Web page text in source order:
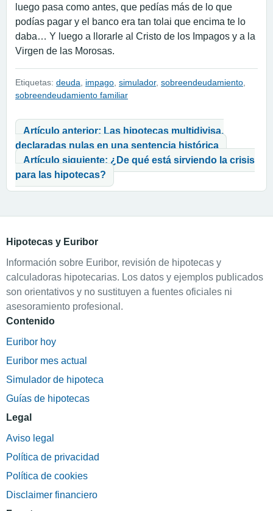
luego pasa como antes, que pedías más de lo que
podías pagar y el banco era tan tolai que encima te lo
daba… Y luego a llorarle al Cristo de los Impagos y a la
Virgen de las Morosas.
Etiquetas: deuda impago simulador, sobreendeudamiento
sobreendeudamiento familiar
Navegación de entradas
Artículo anterior: Las hipotecas multidivisa,
declaradas nulas en una sentencia histórica
Artículo siguiente: ¿De qué está sirviendo la crisis
para las hipotecas?
Hipotecas y Euribor
Información sobre Euribor, revisión de hipotecas y
calculadoras hipotecarias. Los datos y ejemplos publicados
son orientativos y no sustituyen a fuentes oficiales ni
asesoramiento profesional.
Contenido
Euribor hoy
Euribor mes actual
Simulador de hipoteca
Guías de hipotecas
Legal
Aviso legal
Política de privacidad
Política de cookies
Disclaimer financiero